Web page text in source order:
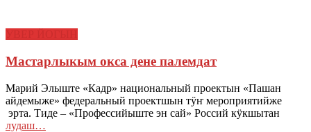
Мастарлыкым окса дене палемдат
Марий Элыште «Кадр» национальный проектын «Пашан
айдемыже» федеральный проектшын тӱҥ мероприятийже
эрта. Тиде – «Профессийыште эн сай» Россий кӱкшытан
лудаш…